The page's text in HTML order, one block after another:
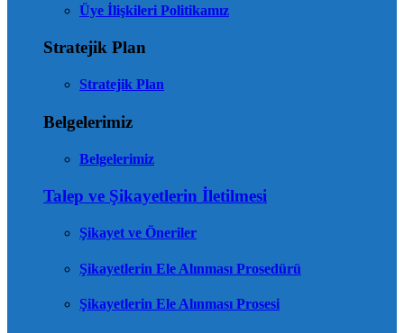
Üye İlişkileri Politikamız
Stratejik Plan
Stratejik Plan
Belgelerimiz
Belgelerimiz
Talep ve Şikayetlerin İletilmesi
Şikayet ve Öneriler
Şikayetlerin Ele Alınması Prosedürü
Şikayetlerin Ele Alınması Prosesi